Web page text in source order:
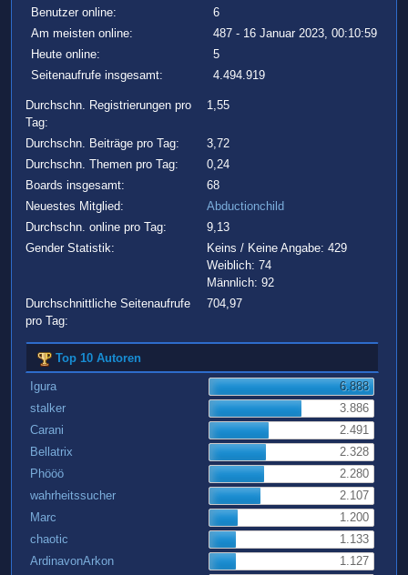
Benutzer online:
6
Am meisten online:
487 - 16 Januar 2023, 00:10:59
Heute online:
5
Seitenaufrufe insgesamt:
4.494.919
Durchschn. Registrierungen pro
Tag:
1,55
Durchschn. Beiträge pro Tag:
3,72
Durchschn. Themen pro Tag:
0,24
Boards insgesamt:
68
Neuestes Mitglied:
Abductionchild
Durchschn. online pro Tag:
9,13
Gender Statistik:
Keins / Keine Angabe: 429
Weiblich: 74
Männlich: 92
Durchschnittliche Seitenaufrufe
pro Tag:
704,97
Top 10 Autoren
Igura
6.888
stalker
3.886
Carani
2.491
Bellatrix
2.328
Phööö
2.280
wahrheitssucher
2.107
Marc
1.200
chaotic
1.133
ArdinavonArkon
1.127